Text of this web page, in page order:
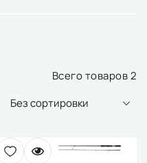
Без сортировки
Всего товаров 2